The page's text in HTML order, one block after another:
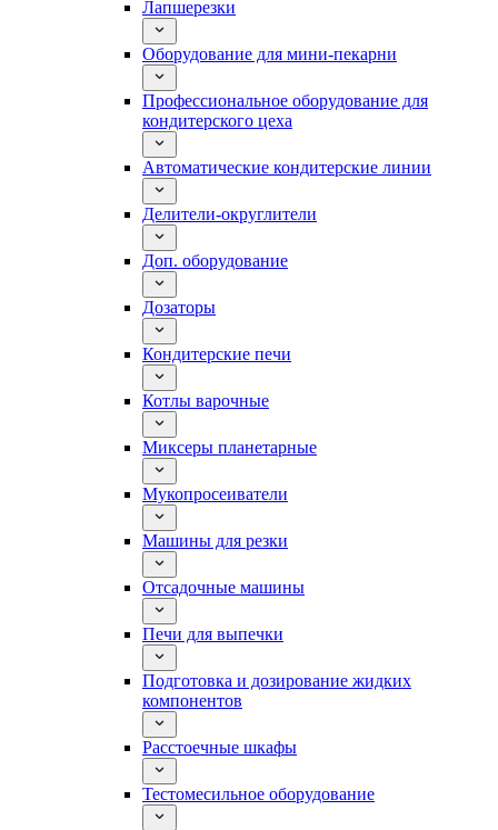
Лапшерезки
Оборудование для мини-пекарни
Профессиональное оборудование для
кондитерского цеха
Автоматические кондитерские линии
Делители-округлители
Доп. оборудование
Дозаторы
Кондитерские печи
Котлы варочные
Миксеры планетарные
Мукопросеиватели
Машины для резки
Отсадочные машины
Печи для выпечки
Подготовка и дозирование жидких
компонентов
Расстоечные шкафы
Тестомесильное оборудование